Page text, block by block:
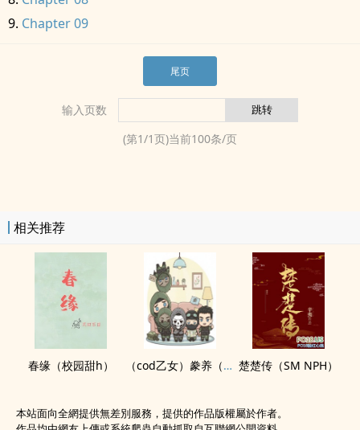
Chapter 09
尾页
输入页数
(第1/1页)当前100条/页
相关推荐
春缘（校园甜h） （cod乙女）豢养（nph） 楚楚传（SM NPH）
本站面向全網提供無差別服務，提供的作品版權屬於作者。